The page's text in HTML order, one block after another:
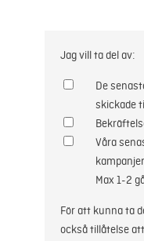
Jag vill ta del av:
De
skickade
Våra
Max 1-2
För att kunna ta
också tillåtelse